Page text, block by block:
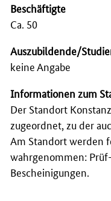
Beschäftigte
Ca. 50
Auszubildende/
keine Angabe
Informationen zum
Der Standort
zugeordnet, zu der
Am Standort werden
wahrgenommen:
Bescheinigungen.